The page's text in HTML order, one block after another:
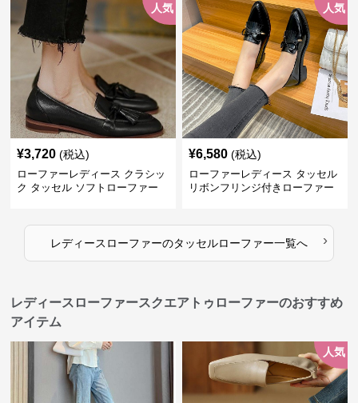
人気
¥3,720 (税込)
ローファーレディース クラシッ
ク タッセル ソフトローファー
人気
¥6,580 (税込)
ローファーレディース タッセル
リボンフリンジ付きローファー
レディースローファーのタッセルローファー一覧へ ›
レディースローファースクエアトゥローファーのおすすめ
アイテム
人気